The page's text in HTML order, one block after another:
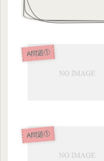
A問題①
A問題①